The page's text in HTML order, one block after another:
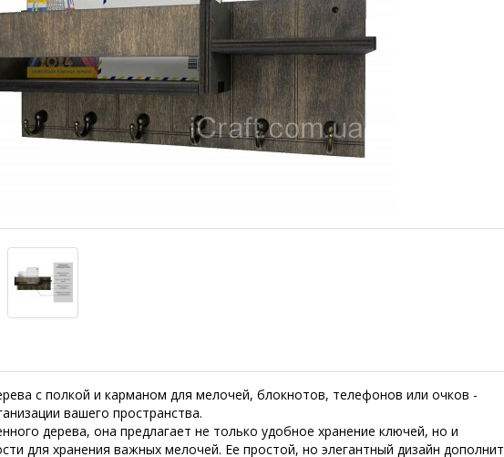
с полкой и карманом для мелочей, блокнотов, телефонов или очков -
вашего пространства.
дерева, она предлагает не только удобное хранение ключей, но и
для хранения важных мелочей. Ее простой, но элегантный дизайн дополнит